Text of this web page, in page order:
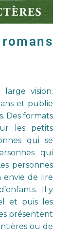
vision.
et publie
Des formats
les petits
qui se
qui
personnes
envie de lire
Il y
et puis les
présentent
ou de